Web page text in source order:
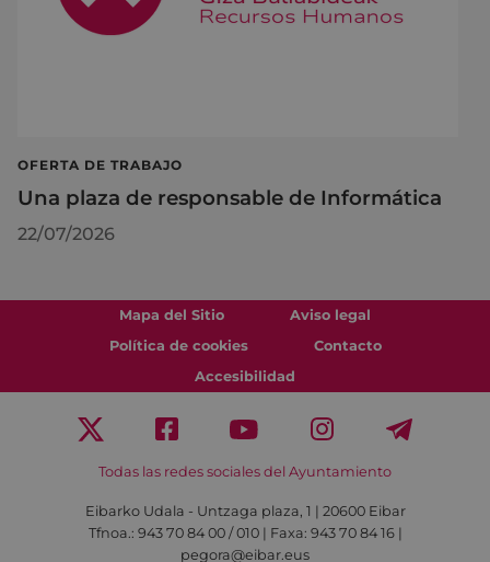
OFERTA DE TRABAJO
Una plaza de responsable de Informática
22/07/2026
Mapa del Sitio
Aviso legal
Política de cookies
Contacto
Accesibilidad
Todas las redes sociales del Ayuntamiento
Eibarko Udala - Untzaga plaza, 1 | 20600 Eibar
Tfnoa.: 943 70 84 00 / 010 | Faxa: 943 70 84 16 |
pegora@eibar.eus